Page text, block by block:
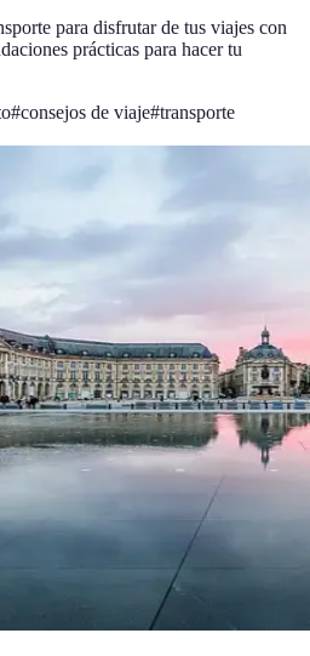
para disfrutar de tus viajes con
prácticas para hacer tu
#consejos de viaje#transporte